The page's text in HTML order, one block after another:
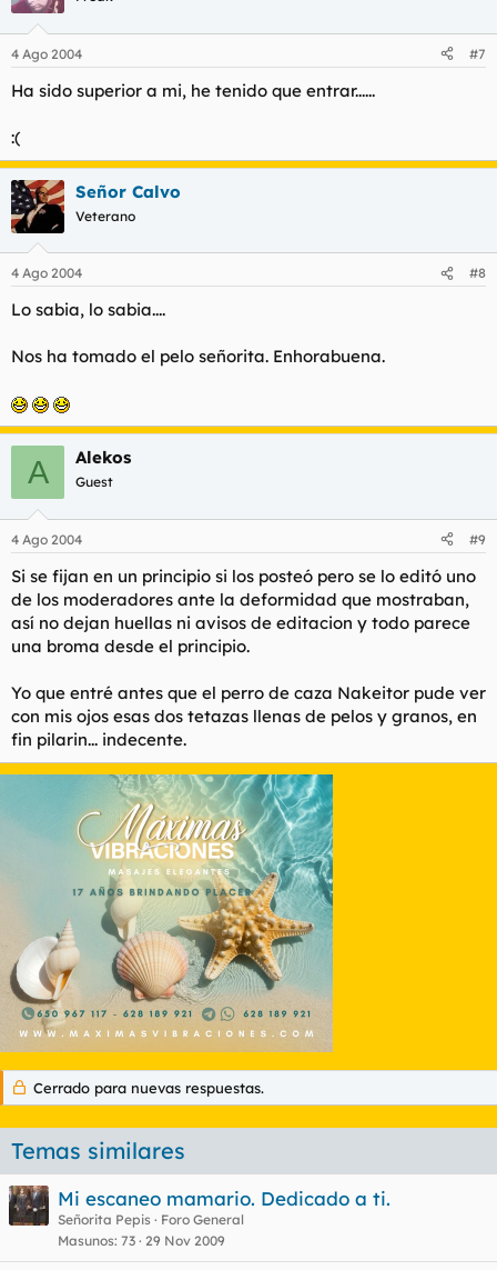
4 Ago 2004 #7
Ha sido superior a mi, he tenido que entrar......
:(
Señor Calvo
Veterano
4 Ago 2004 #8
Lo sabia, lo sabia....
Nos ha tomado el pelo señorita. Enhorabuena.
A Alekos
Guest
4 Ago 2004 #9
Si se fijan en un principio si los posteó pero se lo editó uno
de los moderadores ante la deformidad que mostraban,
así no dejan huellas ni avisos de editacion y todo parece
una broma desde el principio.
Yo que entré antes que el perro de caza Nakeitor pude ver
con mis ojos esas dos tetazas llenas de pelos y granos, en
fin pilarin... indecente.
Cerrado para nuevas respuestas.
Temas similares
Mi escaneo mamario. Dedicado a ti.
Señorita Pepis
Foro General
Masunos 73 29 Nov 2009